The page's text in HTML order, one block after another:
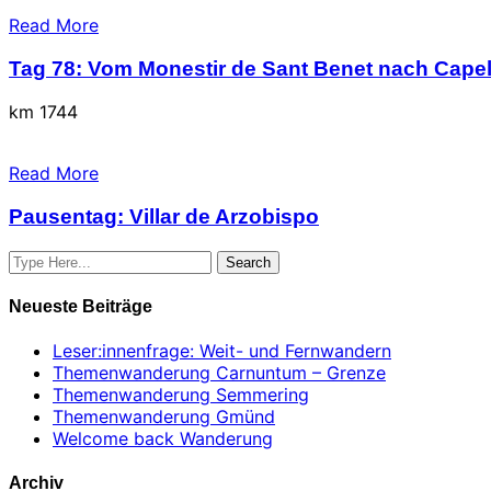
Read More
Tag 78: Vom Monestir de Sant Benet nach
km 1744
Read More
Pausentag: Villar de Arzobispo
Neueste Beiträge
Leser:innenfrage: Weit- und Fernwandern
Themenwanderung Carnuntum – Grenze
Themenwanderung Semmering
Themenwanderung Gmünd
Welcome back Wanderung
Archiv